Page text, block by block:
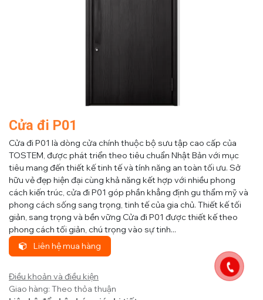
Cửa đi P01
Cửa đi P01 là dòng cửa chính thuộc bộ sưu tập cao cấp của
TOSTEM, được phát triển theo tiêu chuẩn Nhật Bản với mục
tiêu mang đến thiết kế tinh tế và tính năng an toàn tối ưu. Sở
hữu vẻ đẹp hiện đại cùng khả năng kết hợp với nhiều phong
cách kiến trúc, cửa đi P01 góp phần khẳng định gu thẩm mỹ và
phong cách sống sang trọng, tinh tế của gia chủ. Thiết kế tối
giản, sang trọng và bền vững Cửa đi P01 được thiết kế theo
phong cách tối giản, chú trọng vào sự tinh...
Liên hệ mua hàng
Điều khoản và điều kiện
Giao hàng: Theo thỏa thuận